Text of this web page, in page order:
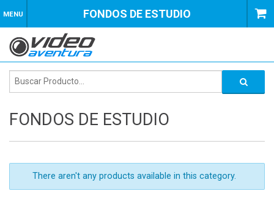
MENU FONDOS DE ESTUDIO
FONDOS DE ESTUDIO
There aren't any products available in this category.